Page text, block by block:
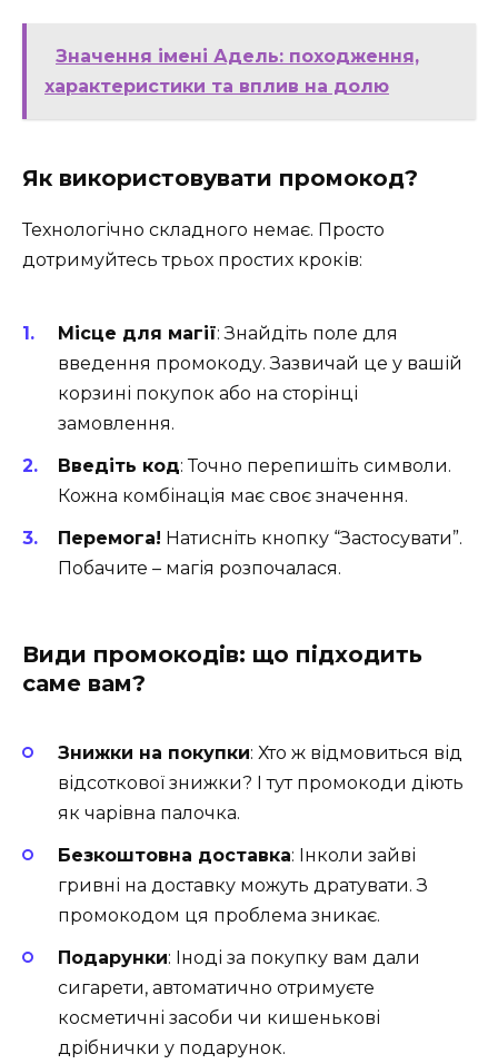
Значення імені Адель: походження,
характеристики та вплив на долю
Як використовувати промокод?
Технологічно складного немає. Просто
дотримуйтесь трьох простих кроків:
Місце для магії: Знайдіть поле для
введення промокоду. Зазвичай це у вашій
корзині покупок або на сторінці
замовлення.
Введіть код: Точно перепишіть символи.
Кожна комбінація має своє значення.
Перемога! Натисніть кнопку “Застосувати”.
Побачите – магія розпочалася.
Види промокодів: що підходить
саме вам?
Знижки на покупки: Хто ж відмовиться від
відсоткової знижки? І тут промокоди діють
як чарівна палочка.
Безкоштовна доставка: Інколи зайві
гривні на доставку можуть дратувати. З
промокодом ця проблема зникає.
Подарунки: Іноді за покупку вам дали
сигарети, автоматично отримуєте
косметичні засоби чи кишенькові
дрібнички у подарунок.